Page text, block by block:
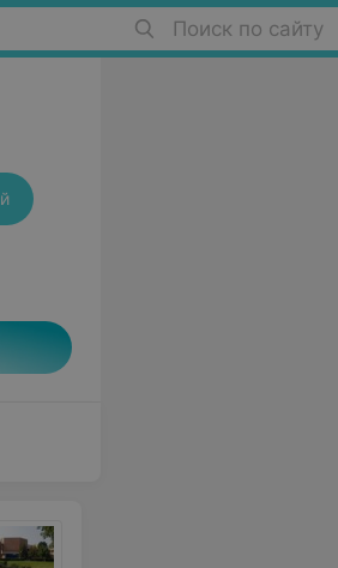
Поиск по сайту